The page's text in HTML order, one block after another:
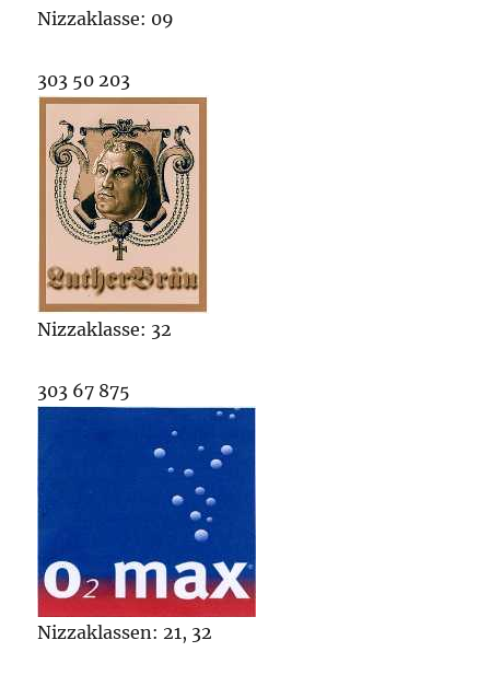
Nizzaklasse: 09
303 50 203
Nizzaklasse: 32
303 67 875
Nizzaklassen: 21, 32